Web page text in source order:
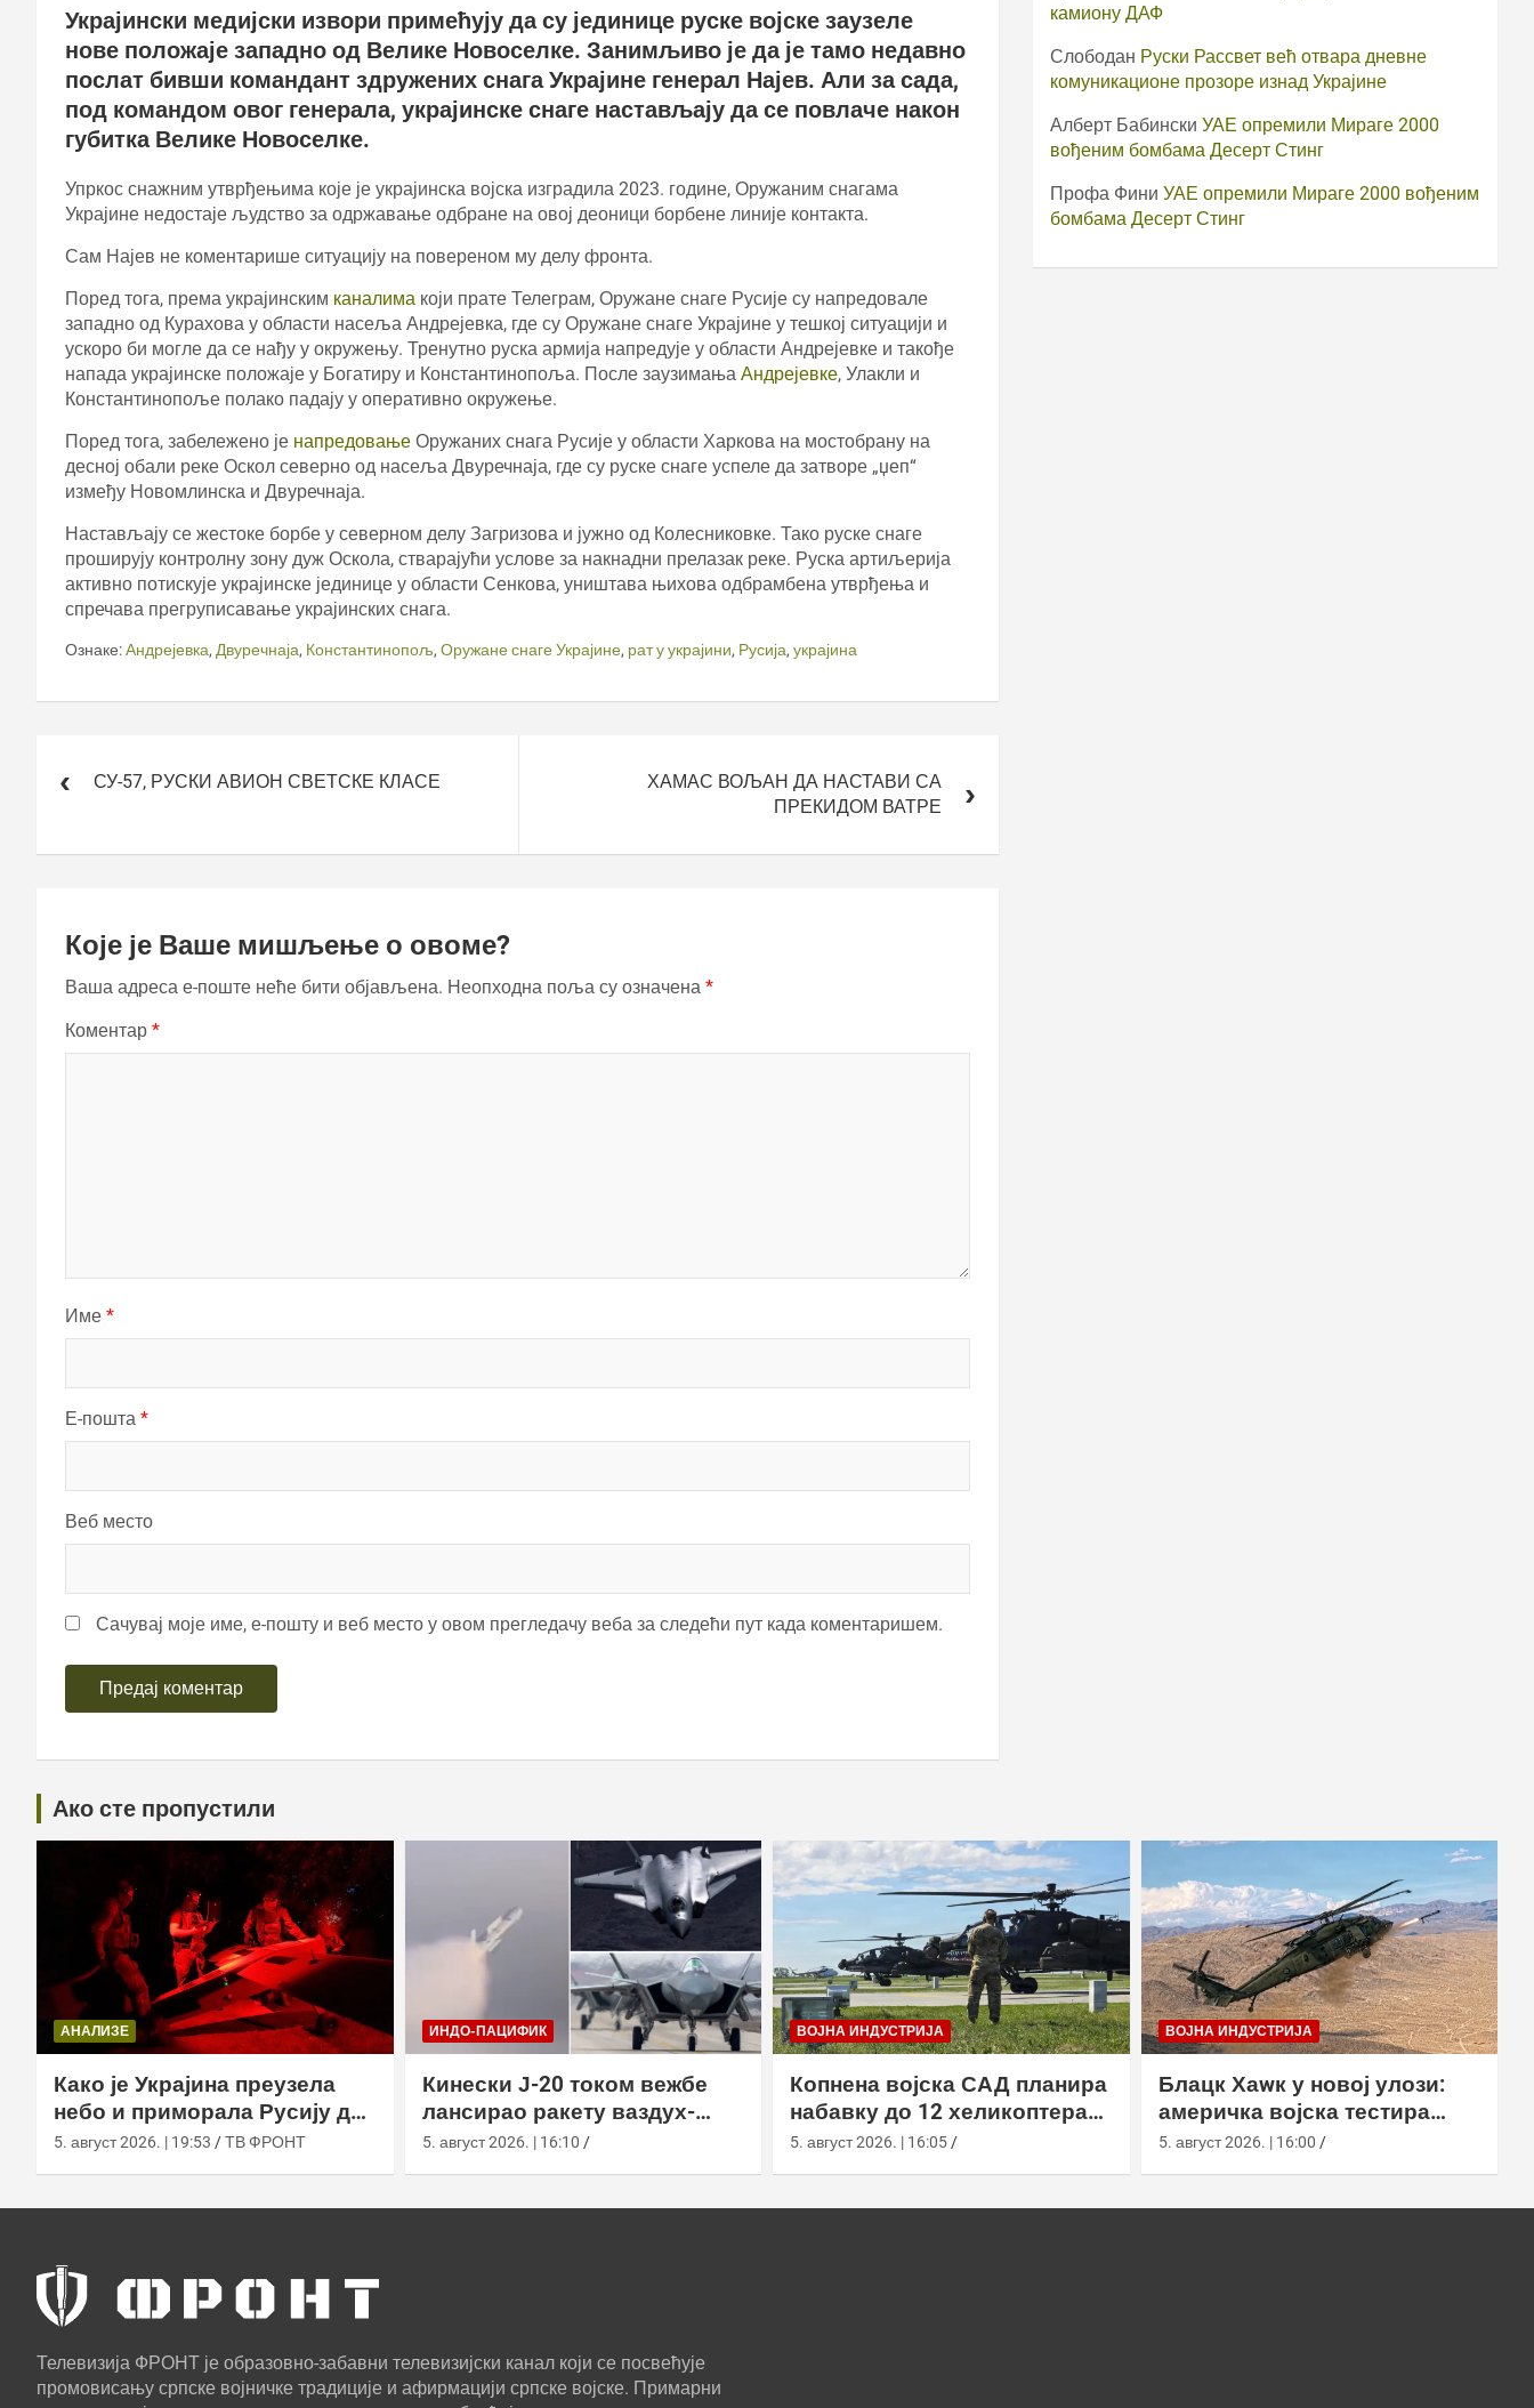
Украјински медијски извори примећују да су јединице руске војске заузеле
нове положаје западно од Велике Новоселке. Занимљиво је да је тамо недавно
послат бивши командант здружених снага Украјине генерал Најев. Али за сада,
под командом овог генерала, украјинске снаге настављају да се повлаче након
губитка Велике Новоселке.
Упркос снажним утврђењима које је украјинска војска изградила 2023. године, Оружаним снагама
Украјине недостаје људство за одржавање одбране на овој деоници борбене линије контакта.
Сам Најев не коментарише ситуацију на повереном му делу фронта.
Поред тога, према украјинским каналима који прате Телеграм, Оружане снаге Русије су напредовале
западно од Курахова у области насеља Андрејевка, где су Оружане снаге Украјине у тешкој ситуацији и
ускоро би могле да се нађу у окружењу. Тренутно руска армија напредује у области Андрејевке и такође
напада украјинске положаје у Богатиру и Константинопоља. После заузимања Андрејевке, Улакли и
Константинопоље полако падају у оперативно окружење.
Поред тога, забележено је напредовање Оружаних снага Русије у области Харкова на мостобрану на
десној обали реке Оскол северно од насеља Двуречнаја, где су руске снаге успеле да затворе „џеп“
између Новомлинска и Двуречнаја.
Настављају се жестоке борбе у северном делу Загризова и јужно од Колесниковке. Тако руске снаге
проширују контролну зону дуж Оскола, стварајући услове за накнадни прелазак реке. Руска артиљерија
активно потискује украјинске јединице у области Сенкова, уништава њихова одбрамбена утврђења и
спречава прегруписавање украјинских снага.
Ознаке:Андрејевка, Двуречнаја, Константинопољ, Оружане снаге Украјине, рат у украјини, Русија, украјина
чланкаСУ-57, РУСКИ АВИОН СВЕТСКЕ КЛАСЕ
ХАМАС ВОЉАН ДА НАСТАВИ СА
ПРЕКИДОМ ВАТРЕ
Које је Ваше мишљење о овоме?
Ваша адреса е-поште неће бити објављена. Неопходна поља су означена *
Коментар *
Име *
Е-пошта *
Веб место
Сачувај моје име, е-пошту и веб место у овом прегледачу веба за следећи пут када коментаришем.
камиону ДАФ
Слободан Руски Рассвет већ отвара дневне
комуникационе прозоре изнад Украјине
Алберт Бабински УАЕ опремили Мираге 2000
вођеним бомбама Десерт Стинг
Профа Фини УАЕ опремили Мираге 2000 вођеним
бомбама Десерт Стинг
Ако сте пропустили
АНАЛИЗЕ
Како је Украјина преузела
небо и приморала Русију да
мења оружје
5. август 2026. | 19:53 ТВ ФРОНТ
ИНДО-ПАЦИФИК
Кинески Ј-20 током вежбе
лансирао ракету ваздух-
ваздух са велике висине
5. август 2026. | 16:10
ВОЈНА ИНДУСТРИЈА
Копнена војска САД планира
набавку до 12 хеликоптера
АХ-64Е Апацхе од Боеинг
5. август 2026. | 16:05
ВОЈНА ИНДУСТРИЈА
Блацк Хаwк у новој улози:
америчка војска тестира
лансирање роја наоружаних
5. август 2026. | 16:00
Телевизија ФРОНТ је образовно-забавни телевизијски канал који се посвећује
промовисању српске војничке традиције и афирмацији српске војске. Примарни